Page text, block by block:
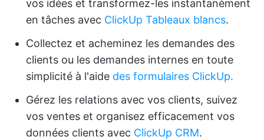
vos idées et transformez-les instantanément
en tâches avec ClickUp Tableaux blancs.
Collectez et acheminez les demandes des
clients ou les demandes internes en toute
simplicité à l'aide des formulaires ClickUp.
Gérez les relations avec vos clients, suivez
vos ventes et organisez efficacement vos
données clients avec ClickUp CRM.